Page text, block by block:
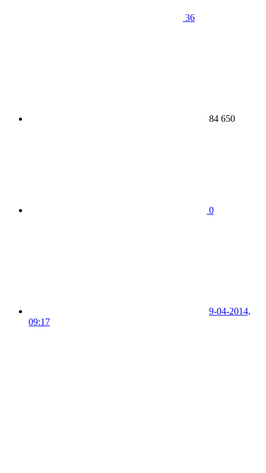
36
84 650
0
9-04-2014,
09:17